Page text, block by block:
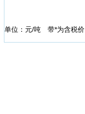
单位：元/吨 带*为含税价